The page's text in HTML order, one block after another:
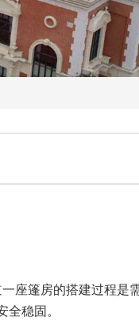
座篷房的搭建过程是
稳固。